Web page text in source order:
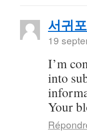
서귀
19
I’m
into
Your